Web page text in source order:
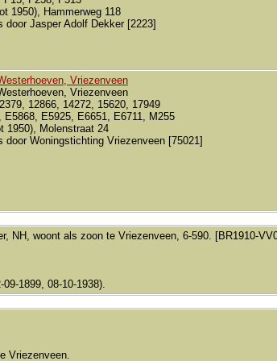
1950), Hammerweg 118
door Jasper Adolf Dekker [2223]
Vriezenveen
Vriezenveen
12866, 14272, 15620, 17949
E5868, E5925, E6651, E6711, M255
1950), Molenstraat 24
door Woningstichting Vriezenveen [75021]
NH, woont als zoon te Vriezenveen, 6-590. [BR1910-
1899, 08-10-1938).
Vriezenveen.